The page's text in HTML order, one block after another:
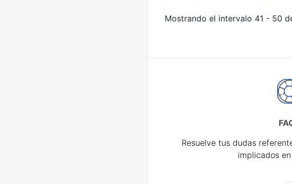
Mostrando el intervalo 41 - 50
Resuelve tus dudas
implicados